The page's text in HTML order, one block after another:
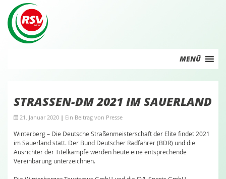
content
MENÜ
STRASSEN-DM 2021 IM SAUERLAND
21. Januar 2020 | Ein Beitrag von Presse
Winterberg – Die Deutsche Straßenmeisterschaft der Elite findet 2021
im Sauerland statt. Der Bund Deutscher Radfahrer (BDR) und die
Ausrichter der Titelkämpfe werden heute eine entsprechende
Vereinbarung unterzeichnen.